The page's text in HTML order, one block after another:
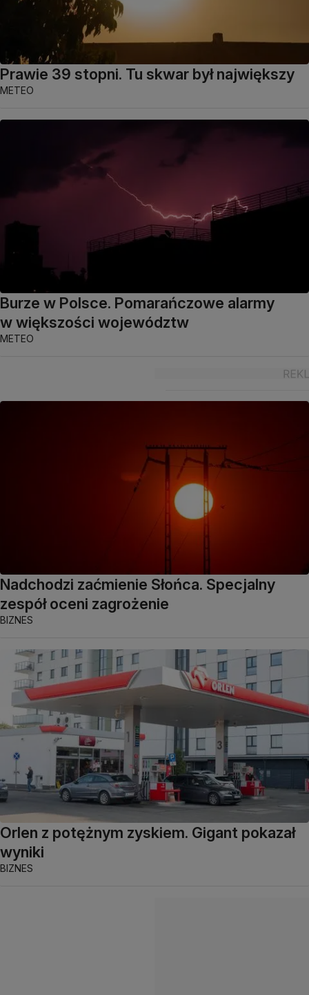
Prawie 39 stopni. Tu skwar był największy
METEO
Burze w Polsce. Pomarańczowe alarmy
w większości województw
METEO
Nadchodzi zaćmienie Słońca. Specjalny
zespół oceni zagrożenie
BIZNES
Orlen z potężnym zyskiem. Gigant pokazał
wyniki
BIZNES